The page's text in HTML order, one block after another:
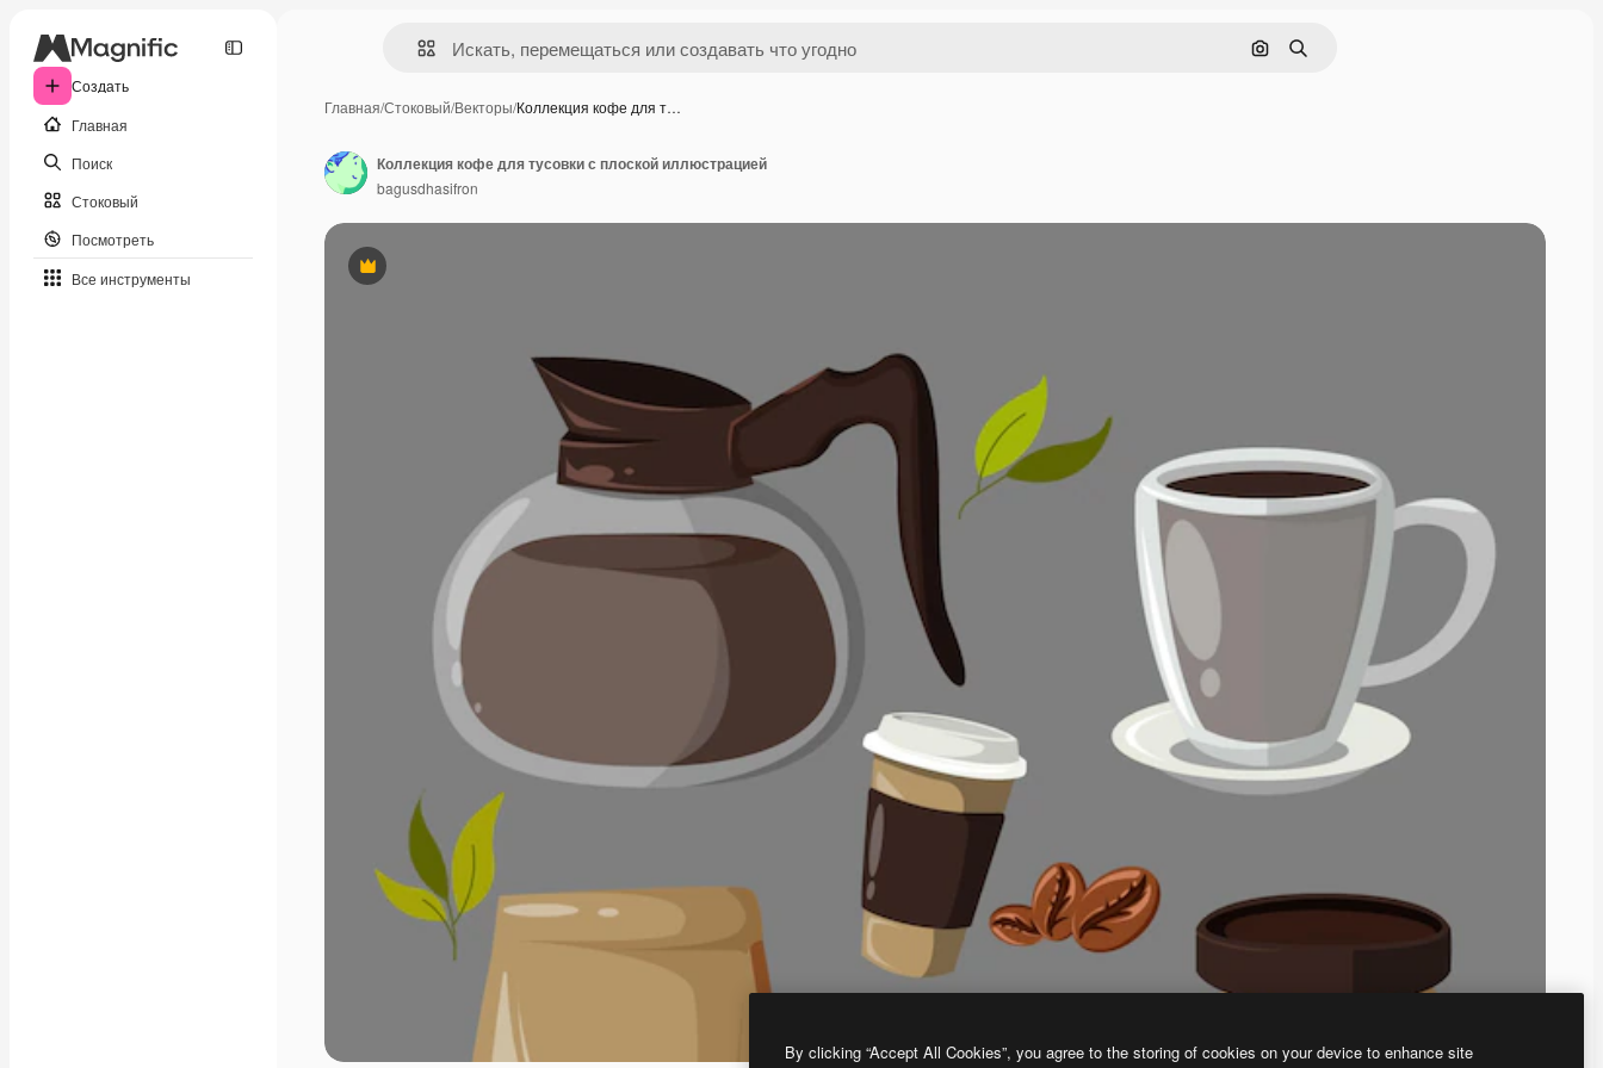
Создать
Главная
Поиск
Стоковый
Посмотреть
Все инструменты
Поиск по изображению
Поиск
Главная/Стоковый/Векторы/Коллекция кофе для т…
Премиум
Коллекция кофе для тусовки с плоской иллюстрацией
bagusdhasifron
By clicking “Accept All Cookies”, you agree to the storing of cookies on your device to enhance site